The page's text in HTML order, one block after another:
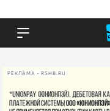
РЕКЛАМА • RSHB.RU